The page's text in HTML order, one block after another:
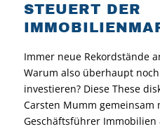
STEUERT DER
Immer neue Rekordstände
Warum also überhaupt
investieren? Diese These
Carsten Mumm gemeinsam
Geschäftsführer Immobilien